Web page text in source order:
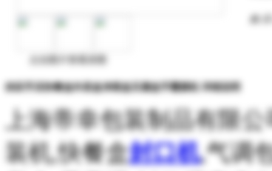
供应手压快餐盒外卖盒净菜盒豆腐盒手覆膜机 详细说明
上海帝幸包装制品有限
装机,快餐盒封口机,气调